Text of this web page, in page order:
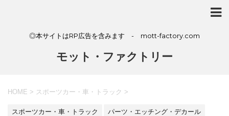
◎本サイトはRP広告を含みます - mott-factory.com
モット・ファクトリー
HOME > スポーツカー・車・トラック >
スポーツカー・車・トラック パーツ・エッチング・デカール